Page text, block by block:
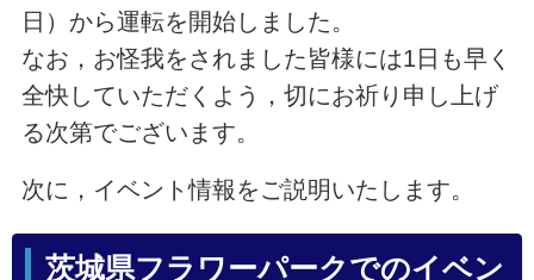
日）から運転を開始しました。
なお，お怪我をされました皆様には1日も早く
全快していただくよう，切にお祈り申し上げ
る次第でございます。
次に，イベント情報をご説明いたします。
茨城県フラワーパークでのイベン